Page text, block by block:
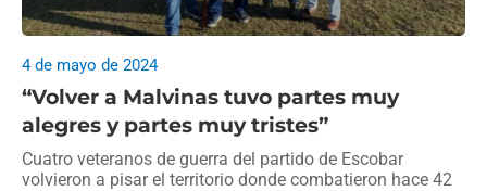
“Volver a Malvinas tuvo partes muy
alegres y partes muy tristes”
4 de mayo de 2024
Cuatro veteranos de guerra del partido de Escobar
volvieron a pisar el territorio donde combatieron hace 42